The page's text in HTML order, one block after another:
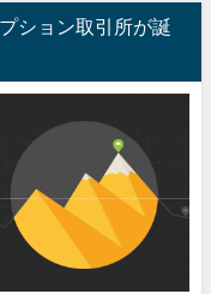
ション取引所が誕